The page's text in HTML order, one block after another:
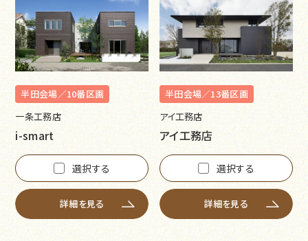
半田会場／10番区画
一条工務店
i-smart
選択する
詳細を見る
半田会場／13番区画
アイ工務店
アイ工務店
選択する
詳細を見る